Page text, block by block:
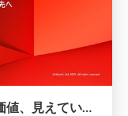
FinOps for AI―生成AIのビジネス価値、見えていますか？ #GoogleCloud